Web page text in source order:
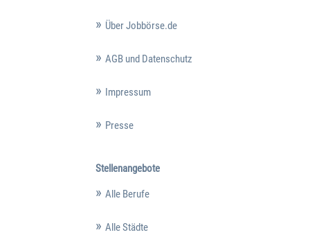
Über Jobbörse.de
AGB und Datenschutz
Impressum
Presse
Stellenangebote
Alle Berufe
Alle Städte